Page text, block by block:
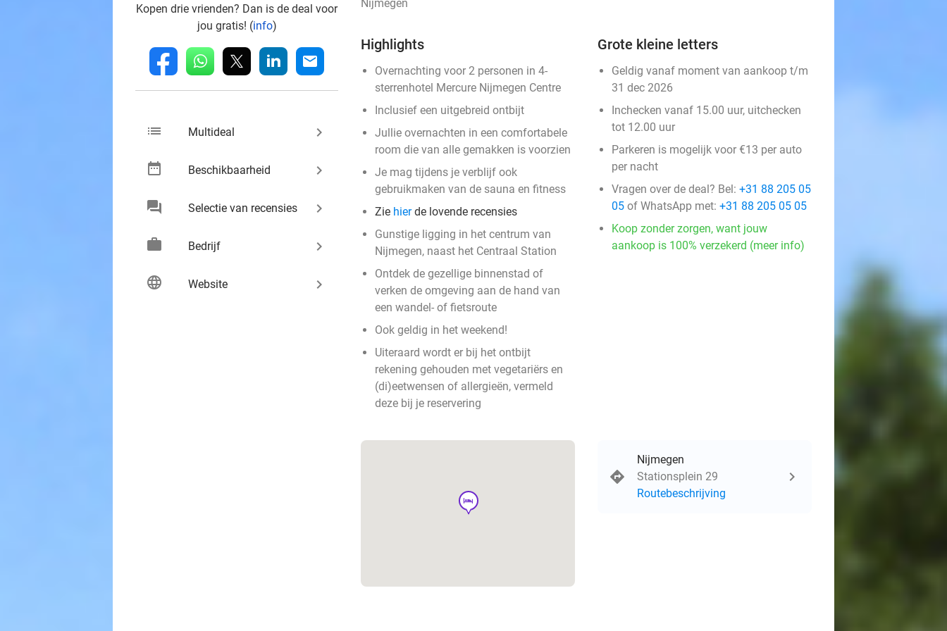
Kopen drie vrienden? Dan is de deal voor
jou gratis! (info)
fb whatsapp linkedin mail
list Multideal keyboard_arrow_right
date_range Beschikbaarheid keyboard_arrow_right
chat Selectie van recensies keyboard_arrow_right
work Bedrijf keyboard_arrow_right
language Website keyboard_arrow_right
Nijmegen
Highlights
Overnachting voor 2 personen in 4-
sterrenhotel Mercure Nijmegen Centre
Inclusief een uitgebreid ontbijt
Jullie overnachten in een comfortabele
room die van alle gemakken is voorzien
Je mag tijdens je verblijf ook
gebruikmaken van de sauna en fitness
Zie hierde lovende recensies
Gunstige ligging in het centrum van
Nijmegen, naast het Centraal Station
Ontdek de gezellige binnenstad of
verken de omgeving aan de hand van
een wandel- of fietsroute
Ook geldig in het weekend!
Uiteraard wordt er bij het ontbijt
rekening gehouden met vegetariërs en
(di)eetwensen of allergieën, vermeld
deze bij je reservering
Grote kleine letters
Geldig vanaf moment van aankoop t/m
31 dec 2026
Inchecken vanaf 15.00 uur, uitchecken
tot 12.00 uur
Parkeren is mogelijk voor €13 per auto
per nacht
Vragen over de deal? Bel: +31 88 205 05
05 of WhatsApp met: +31 88 205 05 05
Koop zonder zorgen, want jouw
aankoop is 100% verzekerd (meer info)
hotel
Nijmegen
Stationsplein 29
Routebeschrijving